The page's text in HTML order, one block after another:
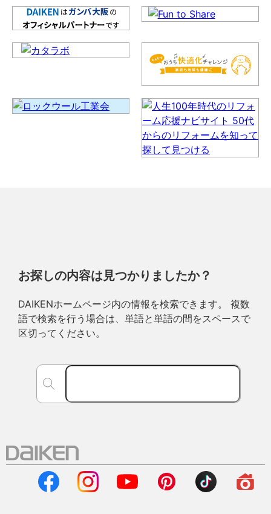
お探しの内容は見つかりましたか？
DAIKENホームページ内の情報を検索できます。 複数
語で検索を行う場合は、単語と単語の間をスペースで
区切ってください。